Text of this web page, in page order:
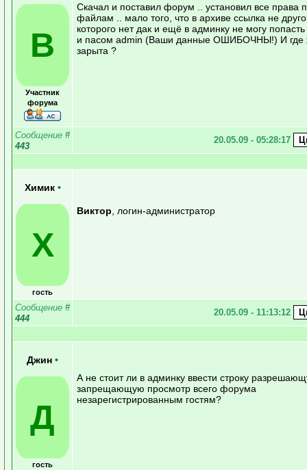
В
Участник
форума
Скачал и поставил форум .. установил все права
файлам .. мало того, что в архиве ссылка не
которого нет дак и ещё в админку не могу
и пасом admin (Ваши данные ОШИБОЧНЫ!) И где
зарыта ?
Сообщение #
443
20.05.09 - 05:28:17
Химик •
Х
гость
Виктор , логин-администратор
Сообщение #
444
20.05.09 - 11:13:12
Джин •
Д
гость
А не стоит ли в админку ввести строку
запрещающую просмотр всего форума
незарегистрированным гостям?